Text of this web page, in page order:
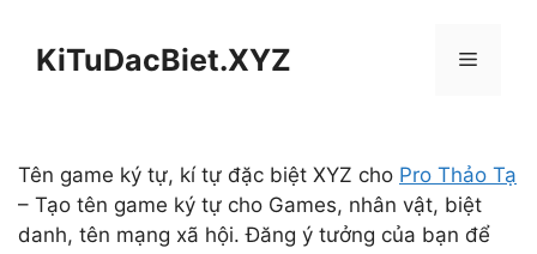
KiTuDacBiet.XYZ Menu
Tên game ký tự, kí tự đặc biệt XYZ cho Pro Thảo Tạ
– Tạo tên game ký tự cho Games, nhân vật, biệt
danh, tên mạng xã hội. Đăng ý tưởng của bạn để